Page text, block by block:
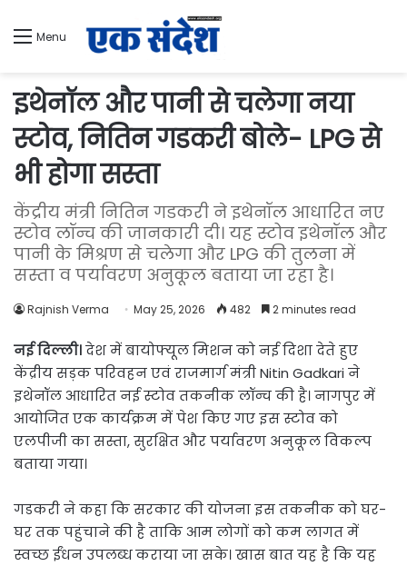
Menu
इथेनॉल और पानी से चलेगा नया
स्टोव, नितिन गडकरी बोले- LPG से
भी होगा सस्ता
केंद्रीय मंत्री नितिन गडकरी ने इथेनॉल आधारित नए
स्टोव लॉन्च की जानकारी दी। यह स्टोव इथेनॉल और
पानी के मिश्रण से चलेगा और LPG की तुलना में
सस्ता व पर्यावरण अनुकूल बताया जा रहा है।
Rajnish Verma May 25, 2026 482 2 minutes read
नई दिल्ली।देश में बायोफ्यूल मिशन को नई दिशा देते हुए
केंद्रीय सड़क परिवहन एवं राजमार्ग मंत्री Nitin Gadkari ने
इथेनॉल आधारित नई स्टोव तकनीक लॉन्च की है। नागपुर में
आयोजित एक कार्यक्रम में पेश किए गए इस स्टोव को
एलपीजी का सस्ता, सुरक्षित और पर्यावरण अनुकूल विकल्प
बताया गया।
गडकरी ने कहा कि सरकार की योजना इस तकनीक को घर-
घर तक पहुंचाने की है ताकि आम लोगों को कम लागत में
स्वच्छ ईंधन उपलब्ध कराया जा सके। खास बात यह है कि यह